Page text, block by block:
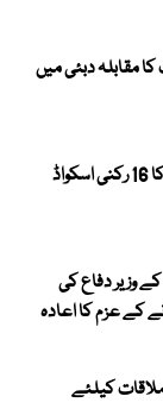
اور بھارت کا مقابلہ دبئی میں
پاکستان کیخلاف ٹیسٹ سیریز ، انگلینڈ کا 16 رکنی اسکواڈ
وزیر دفاع کی
کے عزم کا اعادہ
کیلئے